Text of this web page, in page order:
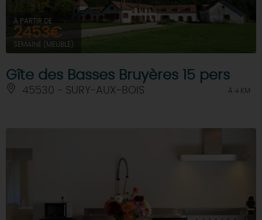
À PARTIR DE
2453€
SEMAINE (MEUBLÉ)
Gîte des Basses Bruyères 15 pers
45530 - SURY-AUX-BOIS À 4 KM